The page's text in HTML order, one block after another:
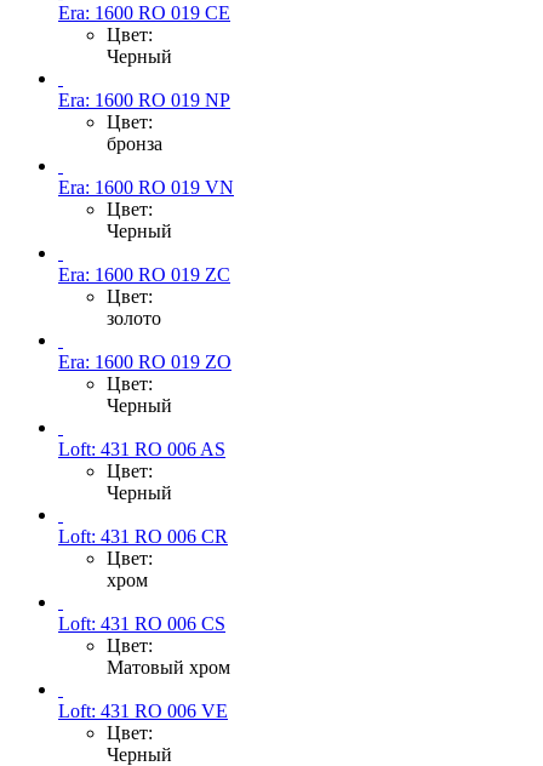
Era: 1600 RO 019 CE
Цвет:
Черный
Era: 1600 RO 019 NP
Цвет:
бронза
Era: 1600 RO 019 VN
Цвет:
Черный
Era: 1600 RO 019 ZC
Цвет:
золото
Era: 1600 RO 019 ZO
Цвет:
Черный
Loft: 431 RO 006 AS
Цвет:
Черный
Loft: 431 RO 006 CR
Цвет:
хром
Loft: 431 RO 006 CS
Цвет:
Матовый хром
Loft: 431 RO 006 VE
Цвет:
Черный